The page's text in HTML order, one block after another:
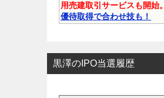
用売建取引サービスも開始。
優待取得で合わせ技も！
黒澤のIPO当選履歴